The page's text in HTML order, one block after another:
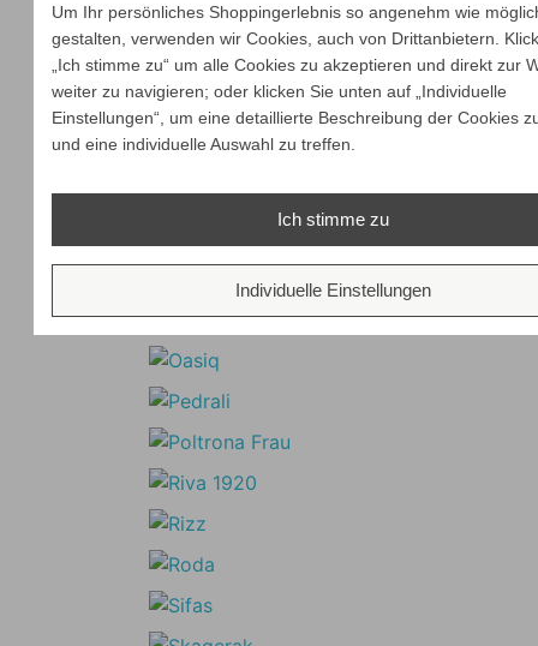
Um Ihr persönliches Shoppingerlebnis so angenehm wie
gestalten, verwenden wir Cookies, auch von Drittanbietern.
„Ich stimme zu“ um alle Cookies zu akzeptieren und direkt zur
weiter zu navigieren; oder klicken Sie unten auf „Individuelle
Einstellungen“, um eine detaillierte Beschreibung der Cookies
und eine individuelle Auswahl zu treffen.
Ich stimme zu
Individuelle Einstellungen